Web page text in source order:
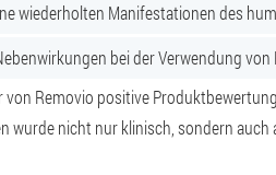
wiederholten Manifestationen des
bei der Verwendung von
von Removio positive
wurde nicht nur klinisch, sondern